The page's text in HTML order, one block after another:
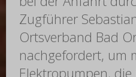
Zugführer
Ortsverband Bad
nachgefordert, um
Elektropumpen,